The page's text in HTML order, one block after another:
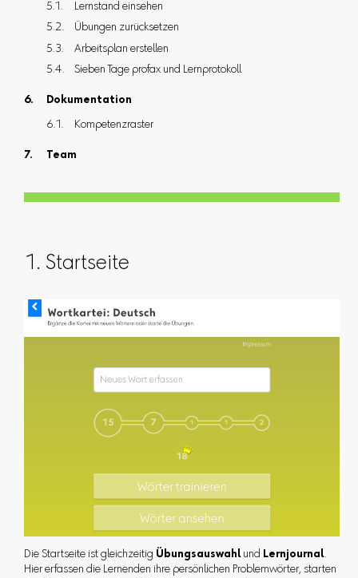
Lernstand einsehen
Übungen zurücksetzen
Arbeitsplan erstellen
Sieben Tage profax und Lernprotokoll
Dokumentation
Kompetenzraster
Team
1. Startseite
Die Startseite ist gleichzeitig Übungsauswahlund Lernjournal.
Hier erfassen die Lernenden ihre persönlichen Problemwörter, starten